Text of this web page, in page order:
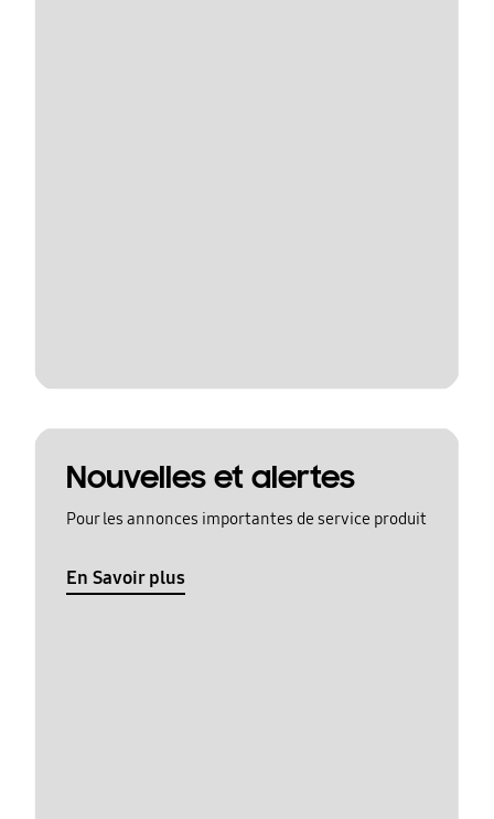
Nouvelles et alertes
Pour les annonces importantes de service produit
En Savoir plus